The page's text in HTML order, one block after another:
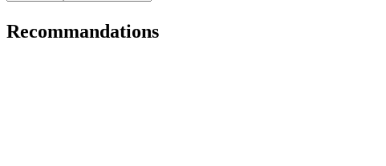
Recommandations